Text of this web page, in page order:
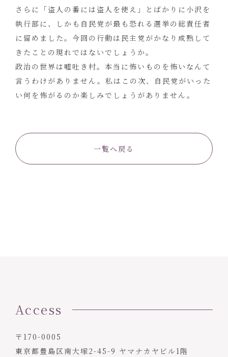
さらに「盗人の番には盗人を使え」とばかりに小沢を
執行部に、しかも自民党が最も恐れる選挙の総責任者
に留めました。今回の行動は民主党がかなり成熟して
きたことの現れではないでしょうか。
政治の世界は嘘吐き村。本当に怖いものを怖いなんて
言うわけがありません。私はこの次、自民党がいった
い何を怖がるのか楽しみでしょうがありません。
一覧へ戻る
Access
〒170-0005
東京都豊島区南大塚2-45-9 ヤマナカヤビル1階